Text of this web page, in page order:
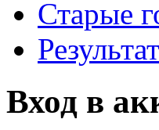
Старые
Вход в